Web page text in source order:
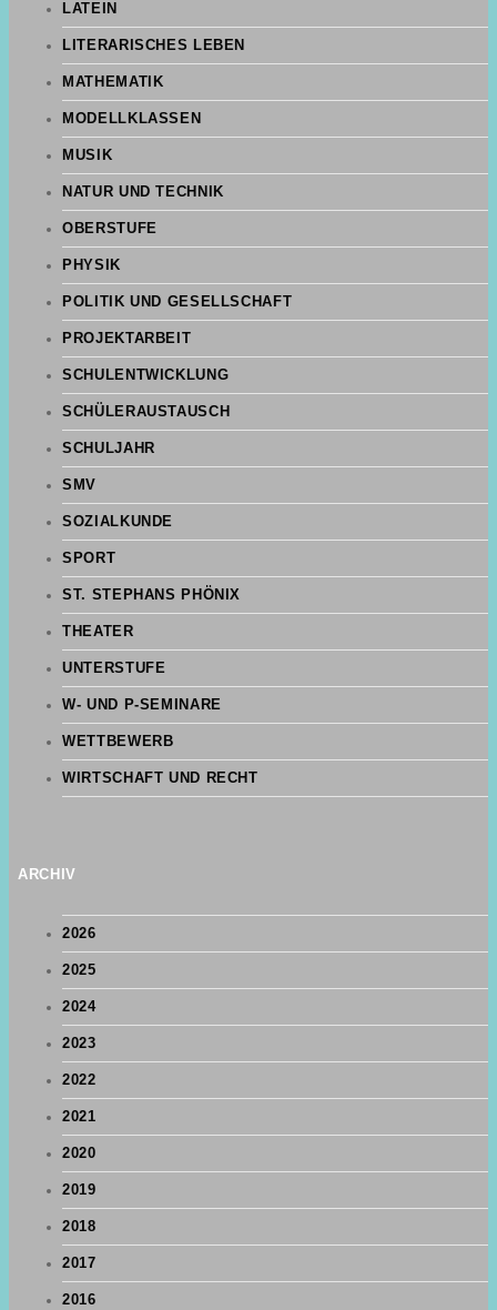
LATEIN
LITERARISCHES LEBEN
MATHEMATIK
MODELLKLASSEN
MUSIK
NATUR UND TECHNIK
OBERSTUFE
PHYSIK
POLITIK UND GESELLSCHAFT
PROJEKTARBEIT
SCHULENTWICKLUNG
SCHÜLERAUSTAUSCH
SCHULJAHR
SMV
SOZIALKUNDE
SPORT
ST. STEPHANS PHÖNIX
THEATER
UNTERSTUFE
W- UND P-SEMINARE
WETTBEWERB
WIRTSCHAFT UND RECHT
ARCHIV
2026
2025
2024
2023
2022
2021
2020
2019
2018
2017
2016